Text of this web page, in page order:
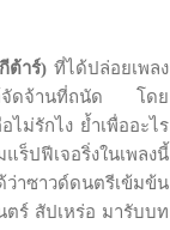
ต้าร์) ที่ได้ปล่อยเพลง
ล์จัดจ้านที่ถนัด โดย
ม่รักไง ย้ำเพื่ออะไร
ร็ปฟีเจอริ่งในเพลงนี้
ว่าซาวด์ดนตรีเข้มข้น
ตร์ สัปเหร่อ มารับบท